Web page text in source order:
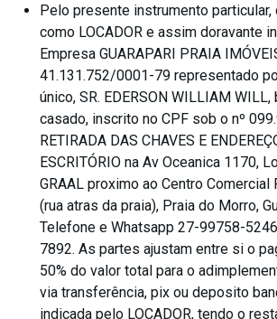
Pelo presente instrumento particular,
como LOCADOR e assim doravante
Empresa GUARAPARI PRAIA
41.131.752/0001-79 representado
único, SR. EDERSON WILLIAM
casado, inscrito no CPF sob o nº
RETIRADA DAS CHAVES E
ESCRITÓRIO na Av Oceanica 1170,
GRAAL proximo ao Centro Comercial
(rua atras da praia), Praia do Morro,
Telefone e Whatsapp 27-99758-
7892. As partes ajustam entre si o
50% do valor total para o
via transferência, pix ou deposito
indicada pelo LOCADOR, tendo o